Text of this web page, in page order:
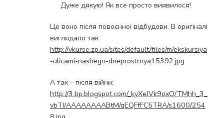
Дуже дякую! Як все просто виявилося!
Це воно після повоєнної відбудови. В оригіналі
виглядало так:
http://vkurse.zp.ua/sites/default/files/m/ekskursiya
-ulicami-nashego-dneprostroya15392.jpg
А так – після війни:
http://3.bp.blogspot.com/_kyXeJVk9oxQ/TMhh_3_
vbTI/AAAAAAAABtM/qEQFfFC5TRA/s1600/254